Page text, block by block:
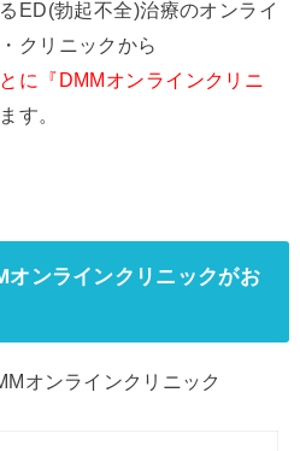
ED(勃起不全)治療のオンライ
クリニックから
に『DMMオンラインクリニ
す。
オンラインクリニックがお